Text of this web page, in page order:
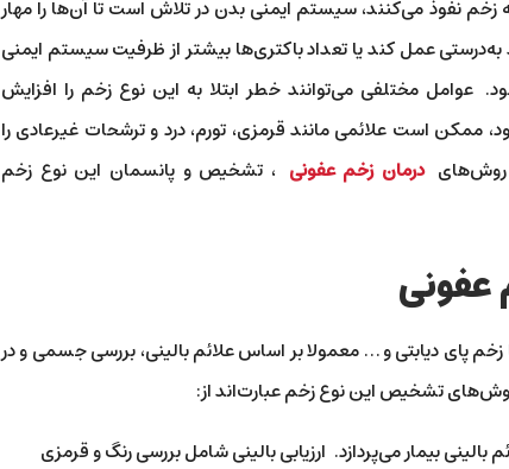
زخم نفوذ می‌کنند، سیستم ایمنی بدن در تلاش است تا آن‌ها را مهار
به‌درستی عمل کند یا تعداد باکتری‌ها بیشتر از ظرفیت سیستم ایمنی
عوامل مختلفی می‌توانند خطر ابتلا به این نوع زخم را افزایش
است علائمی مانند قرمزی، تورم، درد و ترشحات غیرعادی را
روش‌هایدرمان زخم عفونی ، تشخیص و پانسمان این نوع زخم
پای دیابتی و … معمولا بر اساس علائم بالینی، بررسی جسمی و در
تشخیص این نوع زخم عبارت‌اند از:
بیمار می‌پردازد. ارزیابی بالینی شامل بررسی رنگ و قرمزی